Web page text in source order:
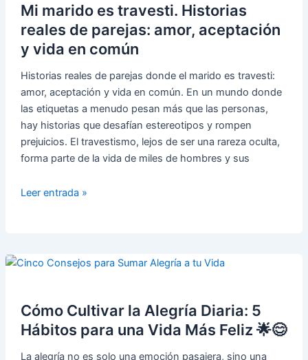
innovador
para
depresión
Mi marido es travesti. Historias
reales de parejas: amor, aceptación
y vida en común
Historias reales de parejas donde el marido es travesti:
amor, aceptación y vida en común. En un mundo donde
las etiquetas a menudo pesan más que las personas,
hay historias que desafían estereotipos y rompen
prejuicios. El travestismo, lejos de ser una rareza oculta,
forma parte de la vida de miles de hombres y sus
Mi
Historias
parejas:
amor,
y
Leer entrada »
Cómo Cultivar la Alegría Diaria: 5
Hábitos para una Vida Más Feliz 🌟😊
La alegría no es solo una emoción pasajera, sino una